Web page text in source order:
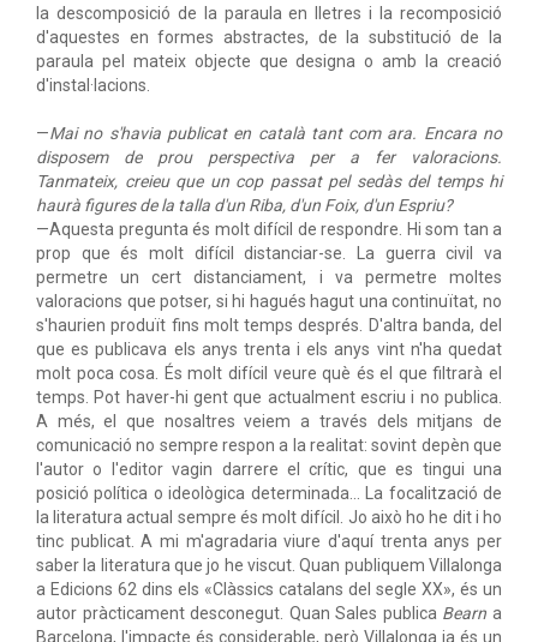
la descomposició de la paraula en lletres i la recomposició
d'aquestes en formes abstractes, de la substitució de la
paraula pel mateix objecte que designa o amb la creació
d'instal·lacions.
—Mai no s'havia publicat en català tant com ara. Encara no
disposem de prou perspectiva per a fer valoracions.
Tanmateix, creieu que un cop passat pel sedàs del temps hi
haurà figures de la talla d'un Riba, d'un Foix, d'un Espriu?
—Aquesta pregunta és molt difícil de respondre. Hi som tan a
prop que és molt difícil distanciar-se. La guerra civil va
permetre un cert distanciament, i va permetre moltes
valoracions que potser, si hi hagués hagut una continuïtat, no
s'haurien produït fins molt temps després. D'altra banda, del
que es publicava els anys trenta i els anys vint n'ha quedat
molt poca cosa. És molt difícil veure què és el que filtrarà el
temps. Pot haver-hi gent que actualment escriu i no publica.
A més, el que nosaltres veiem a través dels mitjans de
comunicació no sempre respon a la realitat: sovint depèn que
l'autor o l'editor vagin darrere el crític, que es tingui una
posició política o ideològica determinada… La focalització de
la literatura actual sempre és molt difícil. Jo això ho he dit i ho
tinc publicat. A mi m'agradaria viure d'aquí trenta anys per
saber la literatura que jo he viscut. Quan publiquem Villalonga
a Edicions 62 dins els «Clàssics catalans del segle XX», és un
autor pràcticament desconegut. Quan Sales publica Bearn a
Barcelona, l'impacte és considerable, però Villalonga ja és un